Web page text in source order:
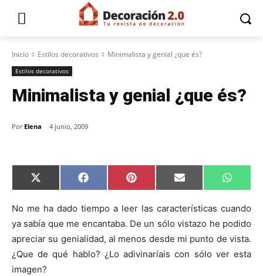
Inicio Estilos decorativos Minimalista y genial ¿que és?
Estilos decorativos
Minimalista y genial ¿que és?
Por Elena 4 junio, 2009
C
o
p
r
i
r
e
n
X
(
w
t
t
e
r
)
C
o
p
r
t
i
r
e
F
a
e
o
o
k
C
o
p
r
i
r
e
P
i
t
r
e
s
t
C
o
p
r
t
i
r
e
E
m
i
C
o
p
r
i
r
e
W
h
t
A
p
p
No me ha dado tiempo a leer las características cuando
ya sabía que me encantaba. De un sólo vistazo he podido
apreciar su genialidad, al menos desde mi punto de vista.
¿Que de qué hablo? ¿Lo adivinaríais con sólo ver esta
imagen?